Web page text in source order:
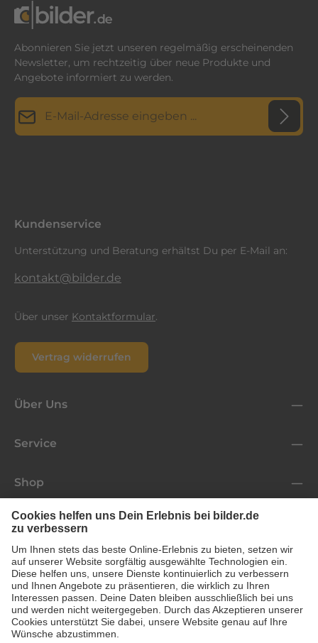
Abonnieren Sie jetzt unseren regelmäßig erscheinenden
Newsletter, um rechtzeitig über neue Produkte und
Angebote informiert zu werden.
E-Mail-Adresse*
Kundenservice
Unterstützung und Beratung erhältst Du per E-Mail an:
kontakt@bilder.de
Über unser Kontaktformular.
Vertrag widerrufen
Über Uns
Service
Shop
Folge uns